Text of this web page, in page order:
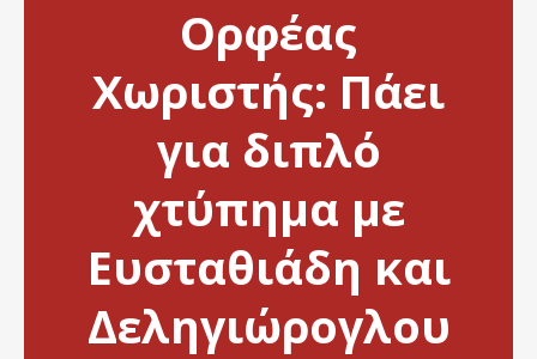
Ορφέας
Χωριστής: Πάει
για διπλό
χτύπημα με
Ευσταθιάδη και
Δεληγιώρογλου